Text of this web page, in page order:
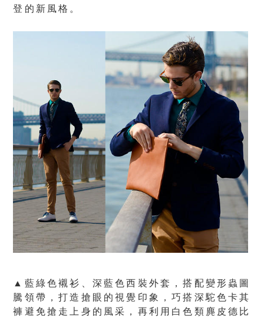
登的新風格。
▲藍綠色襯衫、深藍色西裝外套，搭配變形蟲圖
騰領帶，打造搶眼的視覺印象，巧搭深駝色卡其
褲避免搶走上身的風采，再利用白色類麂皮德比